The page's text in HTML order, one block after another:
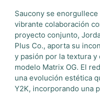
Saucony se
vibrante colaboración
proyecto conjunto,
Plus Co., aporta su
y pasión por la textura
modelo Matrix OG. El
una evolución estética
Y2K, incorporando una